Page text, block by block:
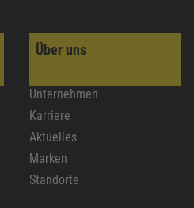
Über uns
Unternehmen
Karriere
Aktuelles
Marken
Standorte